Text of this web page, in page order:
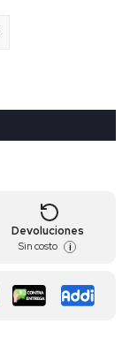
Devoluciones
Sin costo i